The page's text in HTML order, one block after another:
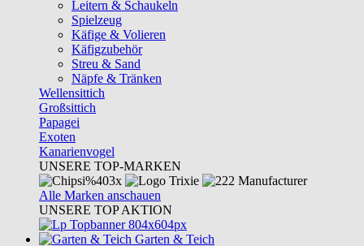
Leitern & Schaukeln
Spielzeug
Käfige & Volieren
Käfigzubehör
Streu & Sand
Näpfe & Tränken
Wellensittich
Großsittich
Papagei
Exoten
Kanarienvogel
UNSERE TOP-MARKEN
Alle Marken anschauen
UNSERE TOP AKTION
Garten & Teich